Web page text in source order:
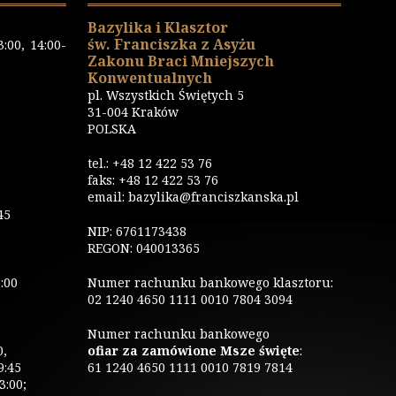
14:00-
Bazylika i Klasztor
św. Franciszka z Asyżu
Zakonu Braci Mniejszych
Konwentualnych
pl. Wszystkich Świętych 5
31-004 Kraków
POLSKA
tel.: +48 12 422 53 76
faks: +48 12 422 53 76
email: bazylika@franciszkanska.pl
NIP: 6761173438
REGON: 040013365
Numer rachunku bankowego klasztoru:
02 1240 4650 1111 0010 7804 3094
Numer rachunku bankowego
ofiar za zamówione Msze święte:
61 1240 4650 1111 0010 7819 7814